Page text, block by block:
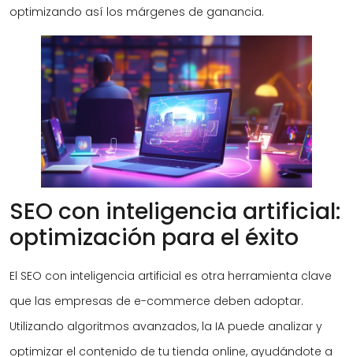
optimizando así los márgenes de ganancia.
SEO con inteligencia artificial:
optimización para el éxito
El SEO con inteligencia artificial es otra herramienta clave
que las empresas de e-commerce deben adoptar.
Utilizando algoritmos avanzados, la IA puede analizar y
optimizar el contenido de tu tienda online, ayudándote a